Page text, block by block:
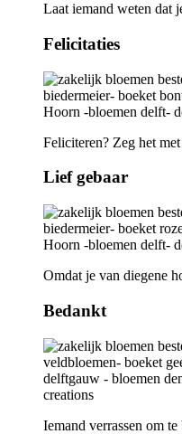
Laat iemand weten dat
Felicitaties
Feliciteren? Zeg het
Lief gebaar
Omdat je van diegene
Bedankt
Iemand verrassen om te